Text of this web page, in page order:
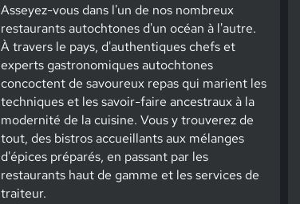
Asseyez-vous dans l'un de nos nombreux
restaurants autochtones d'un océan à l'autre.
À travers le pays, d'authentiques chefs et
experts gastronomiques autochtones
concoctent de savoureux repas qui marient les
techniques et les savoir-faire ancestraux à la
modernité de la cuisine. Vous y trouverez de
tout, des bistros accueillants aux mélanges
d'épices préparés, en passant par les
restaurants haut de gamme et les services de
traiteur.